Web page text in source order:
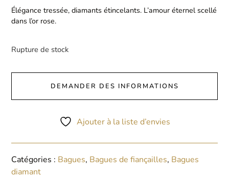
Élégance tressée, diamants étincelants. L’amour éternel scellé
dans l’or rose.
Rupture de stock
DEMANDER DES INFORMATIONS
Ajouter à la liste d’envies
Catégories : Bagues, Bagues de fiançailles, Bagues
diamant